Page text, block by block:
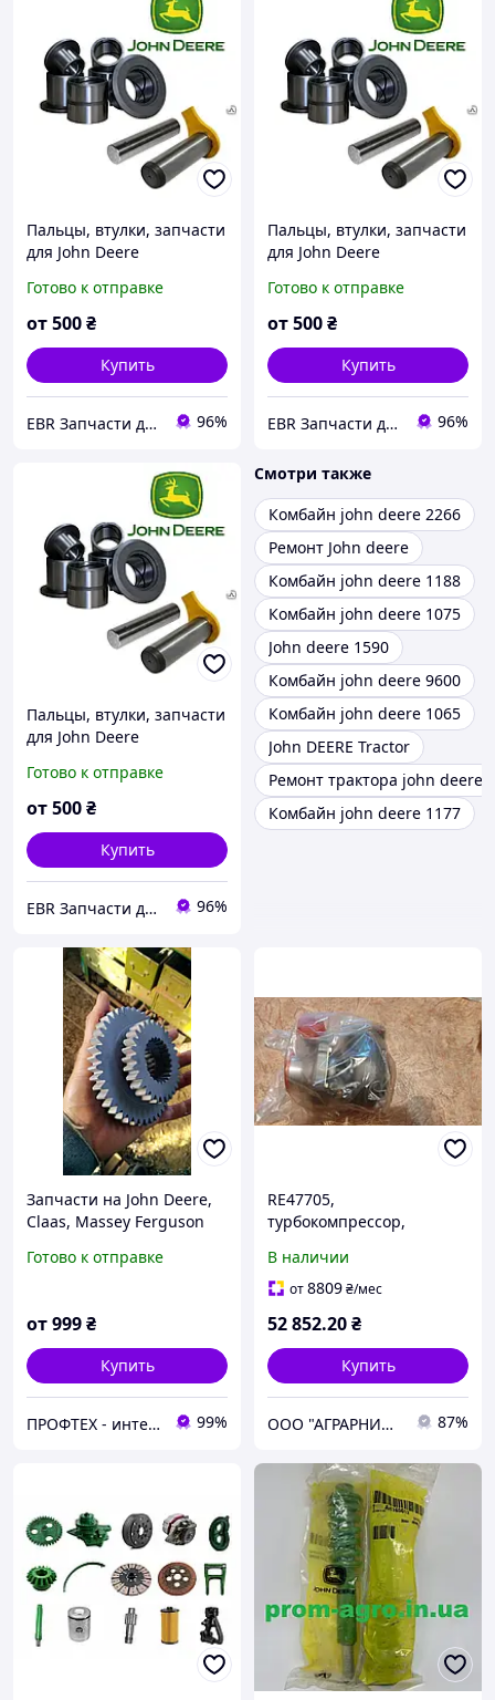
Пальцы, втулки, запчасти
для John Deere
Готово к отправке
от500₴
Купить
EBR Запчасти для карьерной, дорожно-строительной, сельскохозяйственной и коммерческой техники 96%
Пальцы, втулки, запчасти
для John Deere
Готово к отправке
от500₴
Купить
EBR Запчасти для карьерной, дорожно-строительной, сельскохозяйственной и коммерческой техники 96%
Пальцы, втулки, запчасти
для John Deere
Готово к отправке
от500₴
Купить
EBR Запчасти для карьерной, дорожно-строительной, сельскохозяйственной и коммерческой техники 96%
Смотри также
Комбайн john deere 2266
Ремонт John deere
Комбайн john deere 1188
Комбайн john deere 1075
John deere 1590
Комбайн john deere 9600
Комбайн john deere 1065
John DEERE Tractor
Ремонт трактора john deere
Комбайн john deere 1177
Запчасти на John Deere,
Claas, Massey Ferguson
производство)
Готово к отправке
от999₴
Купить
ПРОФТЕХ - интернет-магазин силовой техники. 99%
RE47705,
турбокомпрессор,
В наличии
от8809₴/мес
52 852.20₴
Купить
ООО "АГРАРНИК ТС", г. Харьков 87%